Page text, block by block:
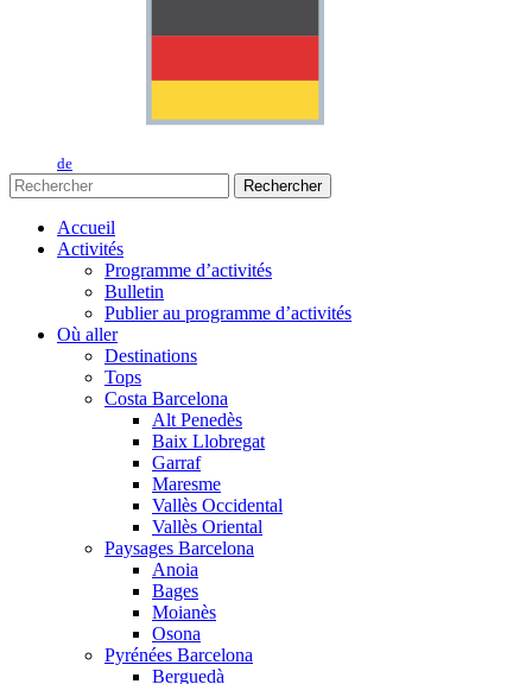
de
Rechercher
Accueil
Activités
Programme d’activités
Bulletin
Publier au programme d’activités
Où aller
Destinations
Tops
Costa Barcelona
Alt Penedès
Baix Llobregat
Garraf
Maresme
Vallès Occidental
Vallès Oriental
Paysages Barcelona
Anoia
Bages
Moianès
Osona
Pyrénées Barcelona
Berguedà